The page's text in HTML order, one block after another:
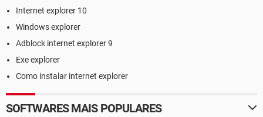
Internet explorer 10
Windows explorer
Adblock internet explorer 9
Exe explorer
Como instalar internet explorer
SOFTWARES MAIS POPULARES